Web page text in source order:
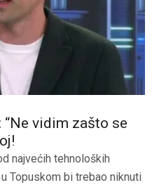
“Ne vidim zašto se
najvećih tehnoloških
Topuskom bi trebao niknuti